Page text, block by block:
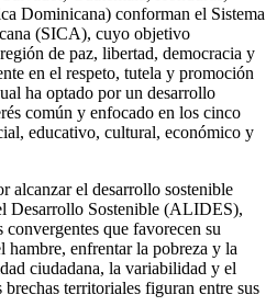
Dominicana) conforman el Sistema
(SICA), cuyo objetivo
de paz, libertad, democracia y
en el respeto, tutela y promoción
ha optado por un desarrollo
común y enfocado en los cinco
educativo, cultural, económico y
alcanzar el desarrollo sostenible
Desarrollo Sostenible (ALIDES),
que favorecen su
enfrentar la pobreza y la
ciudadana, la variabilidad y el
territoriales figuran entre sus